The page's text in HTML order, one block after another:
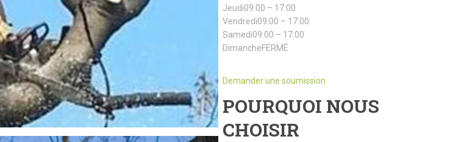
Jeudi09:00 – 17:00
Vendredi09:00 – 17:00
Samedi09:00 – 17:00
DimancheFERMÉ
Demander une soumission
POURQUOI NOUS
CHOISIR